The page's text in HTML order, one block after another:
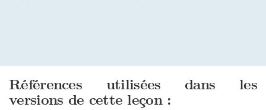
Références utilisées dans les
versions de cette leçon :